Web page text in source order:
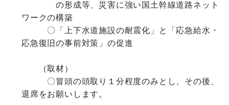
の形成等、災害に強い国土幹線道路ネット
ワークの構築
〇「上下水道施設の耐震化」と「応急給水・
応急復旧の事前対策」の促進
（取材）
〇冒頭の頭取り１分程度のみとし、その後、
退席をお願いします。